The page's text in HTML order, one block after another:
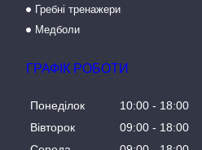
Гребні тренажери
Медболи
ГРАФІК РОБОТИ
Понеділок 10:00
18:00
Вівторок
09:00
18:00